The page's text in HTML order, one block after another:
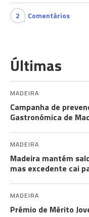
2 Comentários
Últimas
MADEIRA
Campanha de
Gastronómica de
MADEIRA
Madeira mantém
mas excedente cai
MADEIRA
Prémio de Mérito